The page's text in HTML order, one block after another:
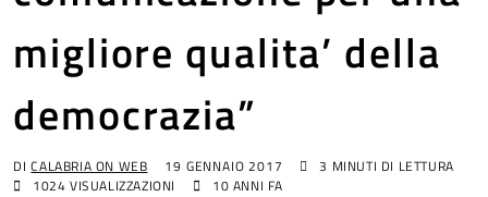
migliore qualita’ della
democrazia”
DICALABRIA ON WEB 19 GENNAIO 2017
3 MINUTI DI LETTURA
1024 VISUALIZZAZIONI 10 ANNI FA